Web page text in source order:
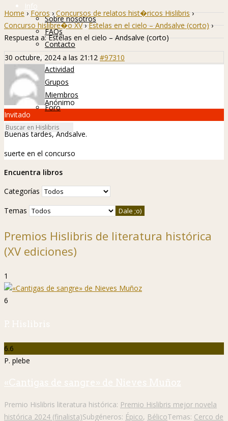
Info
Sobre nosotros
FAQs
Contacto
Hislibreños
Actividad
Grupos
Miembros
Foro
Home › Foros › Concursos de relatos hist�ricos Hislibris ›
Concurso hislibre�o XV › Estelas en el cielo – Andsalve (corto) ›
Respuesta a: Estelas en el cielo – Andsalve (corto)
30 octubre, 2024 a las 21:12 #97310
Anónimo
Invitado
Buenas tardes, Andsalve.
suerte en el concurso
Encuentra libros
Categorías
Temas
Premios Hislibris de literatura histórica
(XV ediciones)
1
6
P. Hislibris
6.6
P. plebe
«Cantigas de sangre» de Nieves Muñoz
Premio Hislibris literatura histórica: Premio Hislibris mejor novela
histórica 2024 (finalista)Subgéneros: Épico, BélicoTemas: Cerco de